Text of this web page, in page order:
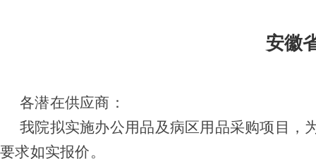
安徽
各潜在供应商：
我院拟实施办公用品及病区用品采购项目，
要求如实报价。